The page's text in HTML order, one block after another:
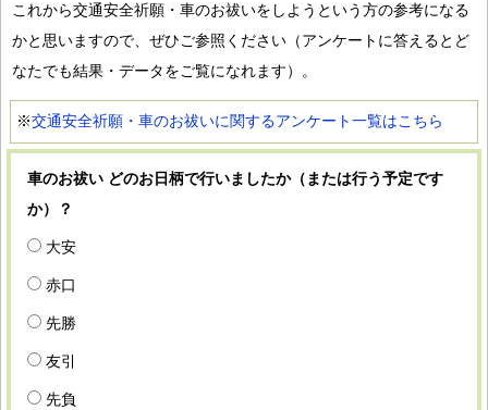
これから交通安全祈願・車のお祓いをしようという方の参考になる
かと思いますので、ぜひご参照ください（アンケートに答えるとど
なたでも結果・データをご覧になれます）。
※交通安全祈願・車のお祓いに関するアンケート一覧はこちら
車のお祓い どのお日柄で行いましたか（または行う予定です
か）？
大安
赤口
先勝
友引
先負